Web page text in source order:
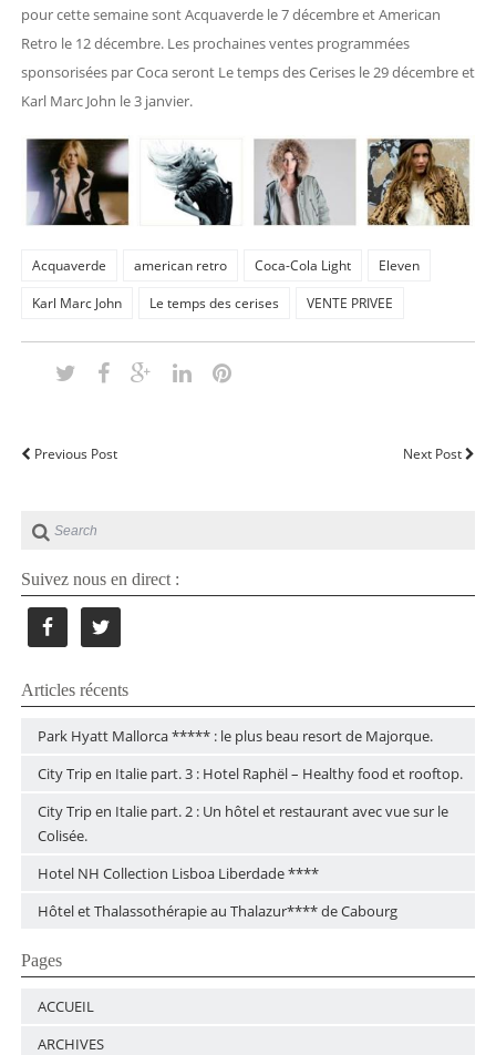
pour cette semaine sont Acquaverde le 7 décembre et American
Retro le 12 décembre. Les prochaines ventes programmées
sponsorisées par Coca seront Le temps des Cerises le 29 décembre et
Karl Marc John le 3 janvier.
Acquaverde american retro Coca-Cola Light
Eleven
Karl Marc John
Le temps des cerises VENTE PRIVEE
Previous Post Next Post
Suivez nous en direct :
Articles récents
Park Hyatt Mallorca ***** : le plus beau resort de Majorque.
City Trip en Italie part. 3 : Hotel Raphël – Healthy food et rooftop.
City Trip en Italie part. 2 : Un hôtel et restaurant avec vue sur le
Colisée.
Hotel NH Collection Lisboa Liberdade ****
Hôtel et Thalassothérapie au Thalazur**** de Cabourg
Pages
ACCUEIL
ARCHIVES